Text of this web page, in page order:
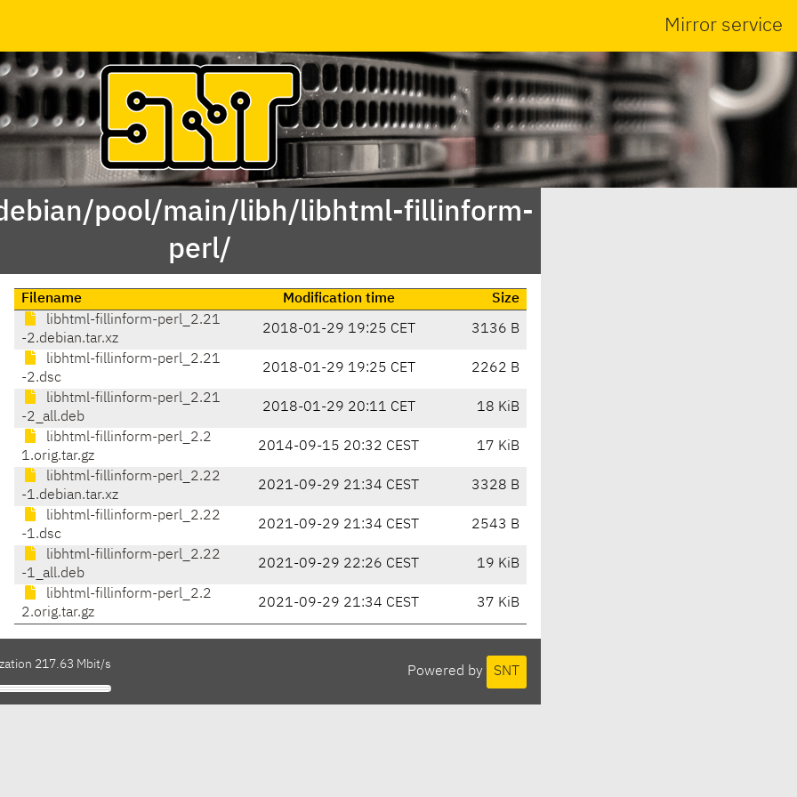
Mirror service
pool/main/libh/libhtml-fillinform-
perl/
Filename Modification time
Size
libhtml-fillinform-perl_2.21
-2.debian.tar.xz
2018-01-29 19:25 CET 3136 B
libhtml-fillinform-perl_2.21
-2.dsc
2018-01-29 19:25 CET 2262 B
libhtml-fillinform-perl_2.21
-2_all.deb
2018-01-29 20:11 CET 18 KiB
libhtml-fillinform-perl_2.2
1.orig.tar.gz
2014-09-15 20:32 CEST 17 KiB
libhtml-fillinform-perl_2.22
-1.debian.tar.xz
2021-09-29 21:34 CEST 3328 B
libhtml-fillinform-perl_2.22
-1.dsc
2021-09-29 21:34 CEST 2543 B
libhtml-fillinform-perl_2.22
-1_all.deb
2021-09-29 22:26 CEST 19 KiB
libhtml-fillinform-perl_2.2
2.orig.tar.gz
2021-09-29 21:34 CEST 37 KiB
Powered by SNT
217.63 Mbit/s